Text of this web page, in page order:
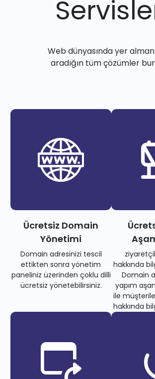
Web dünyasında yer
aradığın tüm çözümler
Ücretsiz Domain
Yönetimi
Domain adresinizi tescil
ettikten sonra yönetim
paneliniz üzerinden çoklu dilli
ücretsiz yönetebilirsiniz.
hakkında
Domain
yapım
ile
hakkında